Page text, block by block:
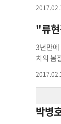
로 이동하는 최악
드시킬 수 있
수준
레이닝 로
미트, 외야수 글러브까
개막
기 자신의 가치
해와 눈
린슨, 지
이다'며 '경
다. 한편 샌프란시스코 자이언츠가 올스타 출신 베테랑 내야수 애런 힐(35)과 마이너 계약을 맺었다.ESPN은 '힐이 메이저리그 진입시 200만 달러
"류
3년만
치의 봄철캠프에 정
신의 자리를
한을
박병